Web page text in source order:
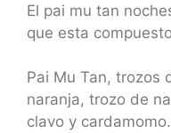
El pai mu tan
que esta
Pai Mu Tan, trozos
naranja, trozo de
clavo y cardamomo.